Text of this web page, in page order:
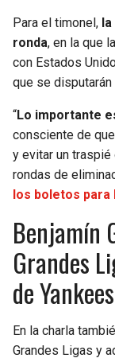
Para el timonel,
ronda, en la que
con Estados
que se
“Lo importante
consciente de
y evitar un
rondas de
los boletos
Benjamín
Grandes
de
En la charla
Grandes Ligas y